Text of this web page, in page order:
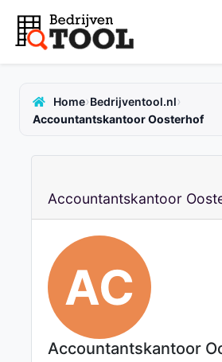
Home›Bedrijventool.nl›
Accountantskantoor Oosterhof
Accountantskantoor
AC
Accountantskantoor